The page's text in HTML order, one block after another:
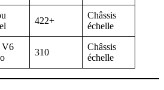
422+
Châssis
échelle
V6
310
Châssis
échelle